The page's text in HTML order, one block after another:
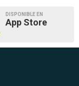
DISPONIBLE EN
App Store